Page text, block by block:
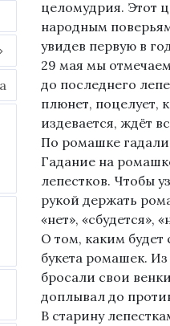
целомудрия. Этот
народным
увидев первую в
29 мая мы
до последнего
плюнет, поцелует,
издевается, ждёт
По ромашке гадали
Гадание на
лепестков. Чтобы
рукой держать
«нет», «сбудется»,
О том, каким будет
букета ромашек.
бросали свои
доплывал до
В старину